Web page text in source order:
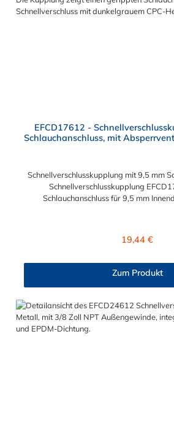
EFCD17612 -
Schlauchanschluss, mit
Schnellverschlusskupplung mit 9,5 mm
Schnellverschlusskupplung
Schlauchanschluss für 9,5 mm
Betriebsdruck: Vakuum bis 7,2 bar Max.
Innenmaß von ≈ 13 mm. Sie
Regulärer
19,44 €
Zum Produkt